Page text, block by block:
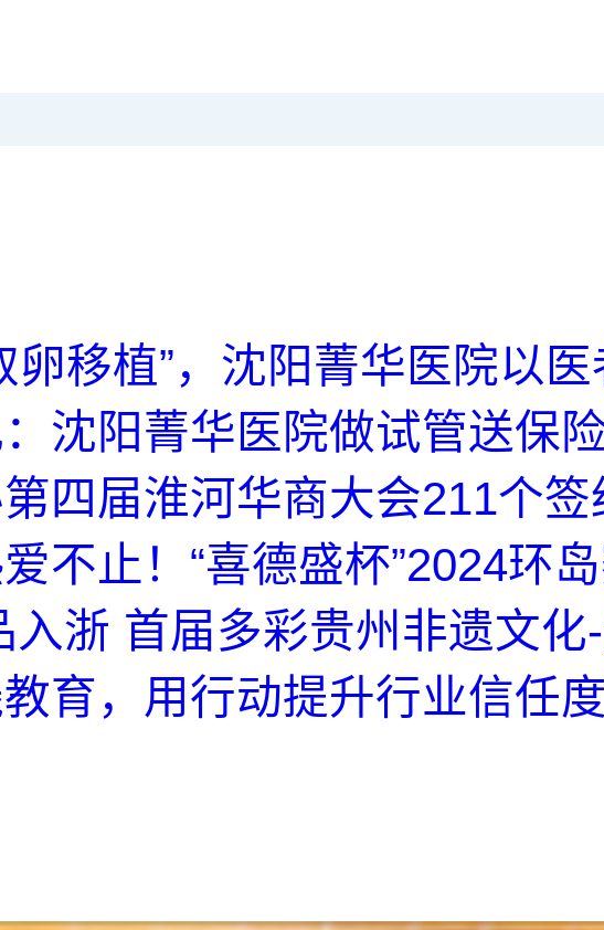
卵移植”，沈阳菁华医院以医
沈阳菁华医院做试管送保
四届淮河华商大会211个签
不止！“喜德盛杯”2024环
入浙 首届多彩贵州非遗文化
育，用行动提升行业信任度